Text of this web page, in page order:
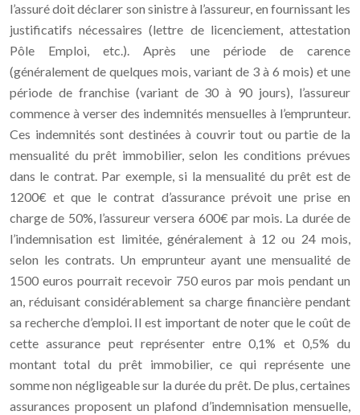
l’assuré doit déclarer son sinistre à l’assureur, en fournissant les
justificatifs nécessaires (lettre de licenciement, attestation
Pôle Emploi, etc.). Après une période de carence
(généralement de quelques mois, variant de 3 à 6 mois) et une
période de franchise (variant de 30 à 90 jours), l’assureur
commence à verser des indemnités mensuelles à l’emprunteur.
Ces indemnités sont destinées à couvrir tout ou partie de la
mensualité du prêt immobilier, selon les conditions prévues
dans le contrat. Par exemple, si la mensualité du prêt est de
1200€ et que le contrat d’assurance prévoit une prise en
charge de 50%, l’assureur versera 600€ par mois. La durée de
l’indemnisation est limitée, généralement à 12 ou 24 mois,
selon les contrats. Un emprunteur ayant une mensualité de
1500 euros pourrait recevoir 750 euros par mois pendant un
an, réduisant considérablement sa charge financière pendant
sa recherche d’emploi. Il est important de noter que le coût de
cette assurance peut représenter entre 0,1% et 0,5% du
montant total du prêt immobilier, ce qui représente une
somme non négligeable sur la durée du prêt. De plus, certaines
assurances proposent un plafond d’indemnisation mensuelle,